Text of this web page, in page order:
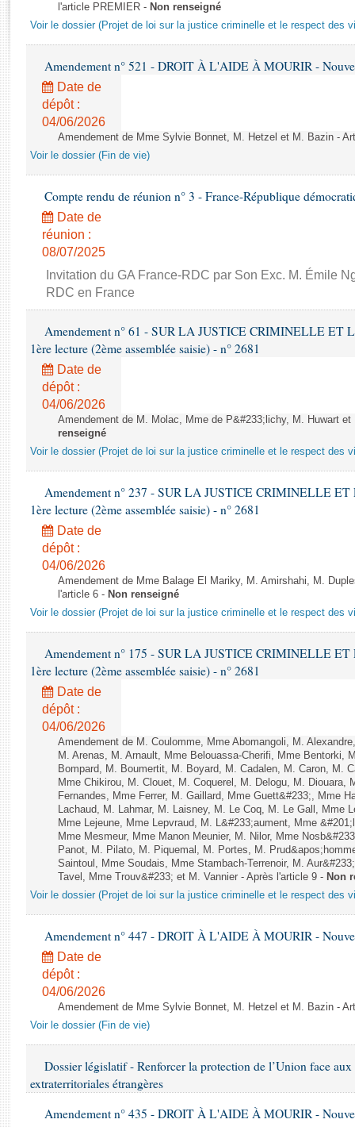
Rapports d'enquête
Rapports législatifs
Rapports sur l'application des lois
Baromètre de l’application des lois
Dossiers législatifs
Budget et sécurité sociale
Questions écrites et orales
Comptes rendus des débats
l'article PREMIER - Non renseigné
Voir le dossier (Projet de loi sur la justice criminelle et le respect des
Amendement n° 521 - DROIT À L'AIDE À MOURIR -
Date de
dépôt :
04/06/2026
Amendement de Mme Sylvie Bonnet, M. Hetzel et M. Bazin -
Voir le dossier (Fin de vie)
Compte rendu de réunion n° 3 - France-République
Date de
réunion :
08/07/2025
Invitation du GA France-RDC par Son Exc. M. Émile
RDC en France
Amendement n° 61 - SUR LA JUSTICE CRIMINELLE ET
1ère lecture (2ème assemblée saisie) - n° 2681
Date de
dépôt :
04/06/2026
Amendement de M. Molac, Mme de P&#233;lichy, M. Huwart
renseigné
Voir le dossier (Projet de loi sur la justice criminelle et le respect des
Amendement n° 237 - SUR LA JUSTICE CRIMINELLE
1ère lecture (2ème assemblée saisie) - n° 2681
Date de
dépôt :
04/06/2026
Amendement de Mme Balage El Mariky, M. Amirshahi, M.
l'article 6 - Non renseigné
Voir le dossier (Projet de loi sur la justice criminelle et le respect des
Amendement n° 175 - SUR LA JUSTICE CRIMINELLE
1ère lecture (2ème assemblée saisie) - n° 2681
Date de
dépôt :
04/06/2026
Amendement de M. Coulomme, Mme Abomangoli, M.
M. Arenas, M. Arnault, Mme Belouassa-Cherifi, Mme Bentorki,
Bompard, M. Boumertit, M. Boyard, M. Cadalen, M. Caron, M.
Mme Chikirou, M. Clouet, M. Coquerel, M. Delogu, M. Diouara,
Fernandes, Mme Ferrer, M. Gaillard, Mme Guett&#233;, Mme
Lachaud, M. Lahmar, M. Laisney, M. Le Coq, M. Le Gall, Mme
Mme Lejeune, Mme Lepvraud, M. L&#233;aument, Mme
Mme Mesmeur, Mme Manon Meunier, M. Nilor, Mme
Panot, M. Pilato, M. Piquemal, M. Portes, M.
Saintoul, Mme Soudais, Mme Stambach-Terrenoir, M.
Tavel, Mme Trouv&#233; et M. Vannier - Après l'article 9 - Non
Voir le dossier (Projet de loi sur la justice criminelle et le respect des
Amendement n° 447 - DROIT À L'AIDE À MOURIR -
Date de
dépôt :
04/06/2026
Amendement de Mme Sylvie Bonnet, M. Hetzel et M. Bazin -
Voir le dossier (Fin de vie)
Dossier législatif - Renforcer la protection de l’Union face
extraterritoriales étrangères
Amendement n° 435 - DROIT À L'AIDE À MOURIR -